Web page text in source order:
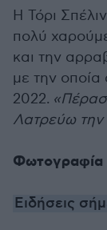
Η Τόρι
πολύ
και την
με την οποία
2022.
Λατρεύω την
Φωτογραφία
Ειδήσεις